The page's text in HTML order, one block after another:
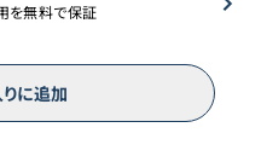
を無料で保証
に追加